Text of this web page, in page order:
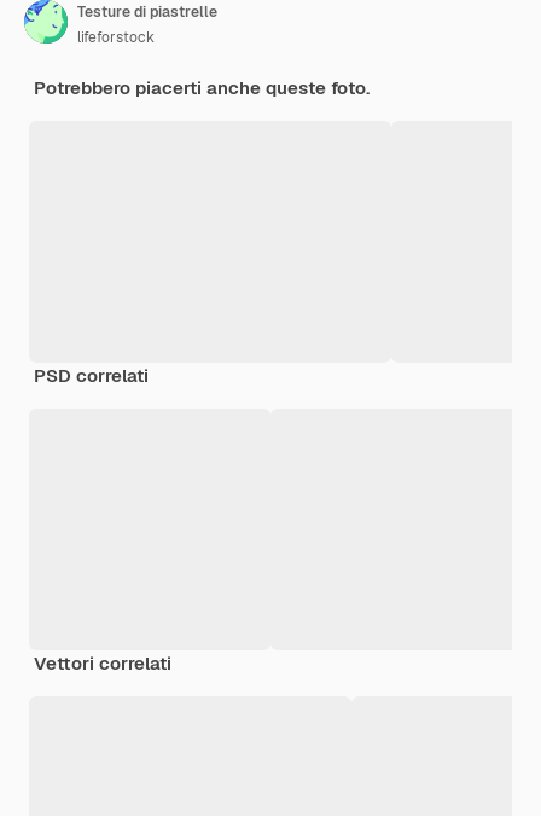
Testure di piastrelle
lifeforstock
Potrebbero piacerti anche queste foto.
PSD correlati
Vettori correlati